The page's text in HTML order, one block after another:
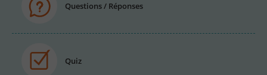
Questions / Réponses
Quiz